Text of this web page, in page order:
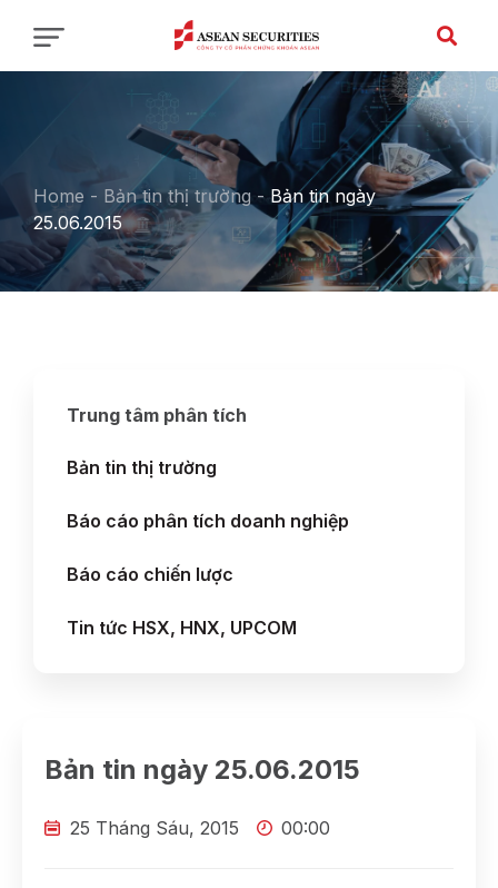
Home - Bản tin thị trường -Bản tin ngày
25.06.2015
Trung tâm phân tích
Bản tin thị trường
Báo cáo phân tích doanh nghiệp
Báo cáo chiến lược
Tin tức HSX, HNX, UPCOM
Bản tin ngày 25.06.2015
25 Tháng Sáu, 2015 00:00